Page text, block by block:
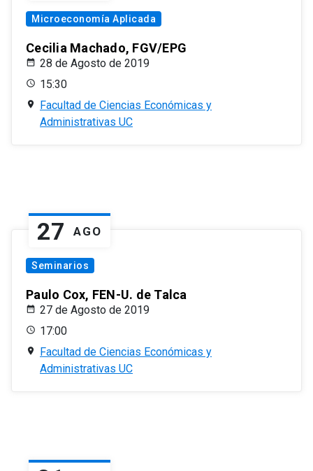
Microeconomía Aplicada
Cecilia Machado, FGV/EPG
28 de Agosto de 2019
15:30
Facultad de Ciencias Económicas y
Administrativas UC
27 AGO
Seminarios
Paulo Cox, FEN-U. de Talca
27 de Agosto de 2019
17:00
Facultad de Ciencias Económicas y
Administrativas UC